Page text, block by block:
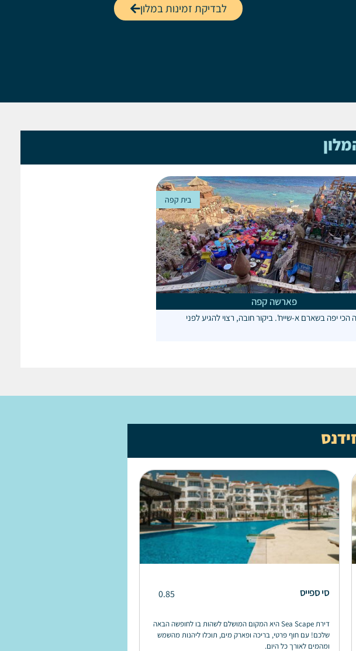
לבדיקת זמינות במלון
פארשה קפה
הכי יפה בשארם א-שייח'. ביקור חובה, רצוי להגיע לפני
בית קפה
סי ספייס 0.85
דירת Sea Scape היא המקום המושלם לשהות בו לחופשה הבאה
שלכם! עם חוף פרטי, בריכה ופארק מים, תוכלו ליהנות מהשמש
ומהמים לאורך כל היום.